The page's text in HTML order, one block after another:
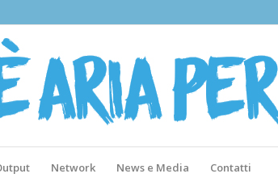
Network News e Media Contatti